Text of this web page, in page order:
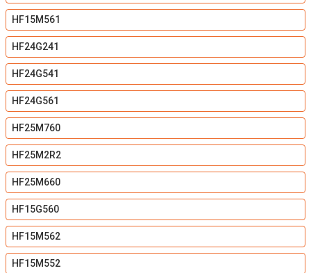
HF15M561
HF24G241
HF24G541
HF24G561
HF25M760
HF25M2R2
HF25M660
HF15G560
HF15M562
HF15M552